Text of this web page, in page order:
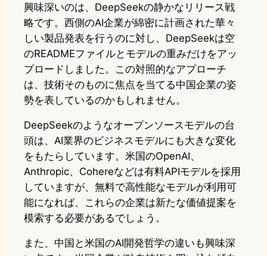
興味深いのは、DeepSeekの静かなリリース戦
略です。西側のAI企業が綿密に計画された華々
しい製品発表を行うのに対し、DeepSeekは空
のREADMEファイルとモデルの重みだけをアッ
プロードしました。この対照的なアプローチ
は、技術そのものに焦点を当てる中国企業の姿
勢を表しているのかもしれません。
DeepSeekのようなオープンソースモデルの台
頭は、AI業界のビジネスモデルにも大きな変化
をもたらしています。米国のOpenAI、
Anthropic、Cohereなどは有料APIモデルを採用
していますが、無料で高性能なモデルが利用可
能になれば、これらの企業は新たな価値提案を
模索する必要があるでしょう。
また、中国と米国のAI開発哲学の違いも興味深